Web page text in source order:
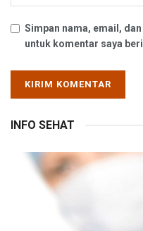
Simpan nama, email,
untuk komentar saya
INFO SEHAT